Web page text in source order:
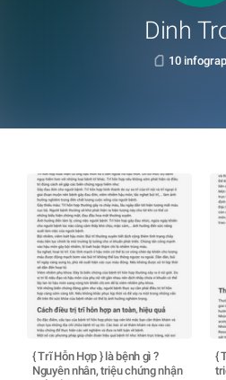
Dinh
10
{ Trĩ Hỗn Hợp } là bệnh gì ?
Nguyên nhân, triệu chứng nhận
{